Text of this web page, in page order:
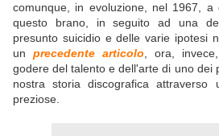
comunque, in evoluzione, nel 1967, a
questo brano, in seguito ad una
presunto suicidio e delle varie ipotesi
un precedente articolo , ora,
godere del talento e dell'arte di uno dei
nostra storia discografica
preziose.